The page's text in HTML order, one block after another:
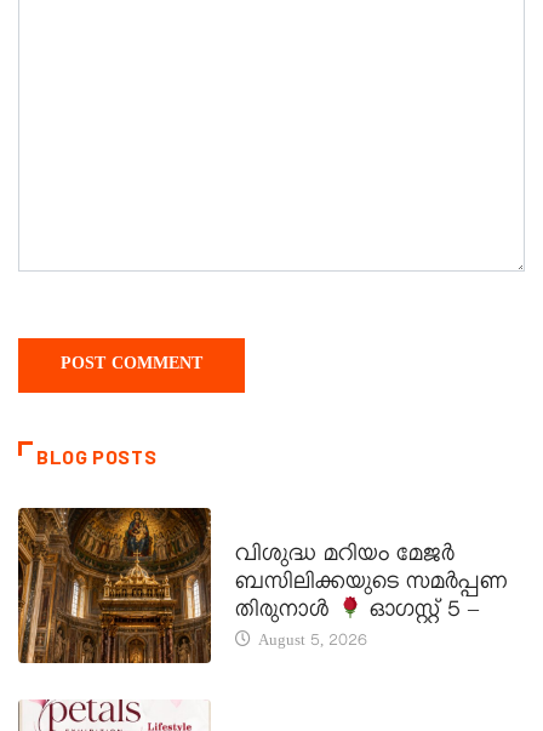
BLOG POSTS
വിശുദ്ധ മറിയം മേജർ
ബസിലിക്കയുടെ സമർപ്പണ
തിരുനാൾ
ഓഗസ്റ്റ് 5 –
August 5, 2026